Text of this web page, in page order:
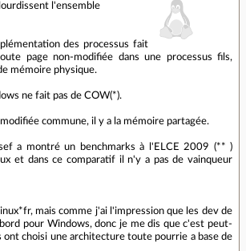
l'ensemble
des processus fait
page non-modifiée dans une processus fils,
mémoire physique.
ne fait pas de COW(*).
commune, il y a la mémoire partagée.
a montré un benchmarks à l'ELCE 2009 (** )
et dans ce comparatif il n'y a pas de vainqueur
mais comme j'ai l'impression que les dev de
pour Windows, donc je me dis que c'est peut-
ont choisi une architecture toute pourrie a base de